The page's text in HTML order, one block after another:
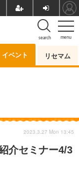
menu
search
イベント リセマム
介セミナー4/3
2023.3.27 Mon 13:45